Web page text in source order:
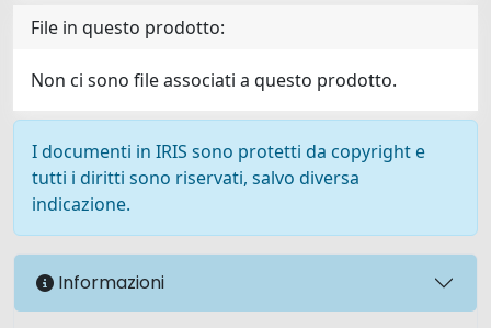
File in questo prodotto:
Non ci sono file associati a questo prodotto.
I documenti in IRIS sono protetti da copyright e
tutti i diritti sono riservati, salvo diversa
indicazione.
Informazioni